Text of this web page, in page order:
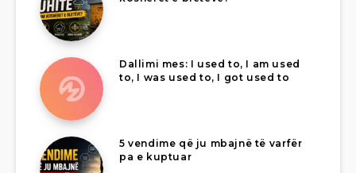
Dallimi mes: I used to, I am used
to, I was used to, I got used to
5 vendime që ju mbajnë të varfër
pa e kuptuar